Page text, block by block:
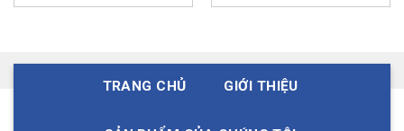
TRANG CHỦ GIỚI THIỆU